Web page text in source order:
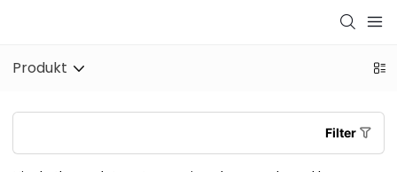
Produkt
Filter